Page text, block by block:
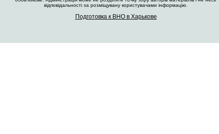
відповідальності за розміщувану користувачами інформацію.
Подготовка к ВНО в Харькове